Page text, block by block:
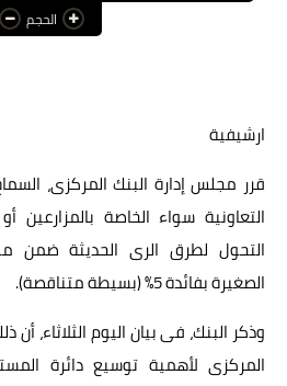
عالمالحجم
ارشيفية
قرر مجلس إدارة البنك المركزى،
التعاونية سواء الخاصة
التحول لطرق الرى الحديثة ضمن
الصغيرة بفائدة 5% (بسيطة متناقصة).
وذكر البنك، فى بيان اليوم الثلاثاء،
المركزى لأهمية توسيع دائرة